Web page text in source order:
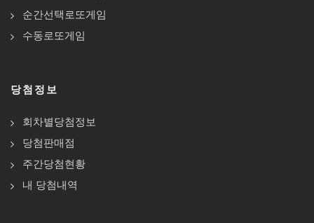
순간선택로또게임
수동로또게임
당첨정보
회차별당첨정보
당첨판매점
주간당첨현황
내 당첨내역